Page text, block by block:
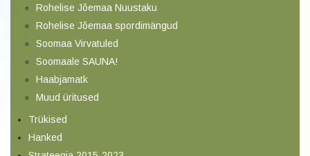
Rohelise Jõemaa Nuustaku
Rohelise Jõemaa spordimängud
Soomaa Virvatuled
Soomaale SAUNA!
Haabjamatk
Muud üritused
Trükised
Hanked